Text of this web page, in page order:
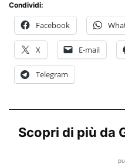
Condividi:
Facebook
X E-mail
Telegram
Scopri di più da